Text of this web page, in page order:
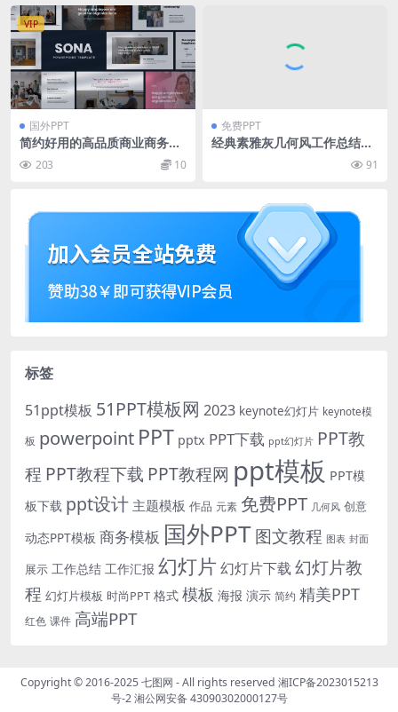
VIP
国外PPT
简约好用的高品质商业商务质
感powerpoint幻灯片演示模
板（pptx）
203 10
免费PPT
经典素雅灰几何风工作总结报
91
标签
51ppt模板 51PPT模板网 2023 keynote幻灯片 keynote模
板 powerpoint PPT pptx PPT下载 ppt幻灯片 PPT教
程 PPT教程下载 PPT教程网 ppt模板 PPT模
板下载 ppt设计 主题模板 作品 元素 免费PPT 几何风 创意
动态PPT模板 商务模板 国外PPT图文教程 图表 封面
展示 工作总结 工作汇报 幻灯片 幻灯片下载 幻灯片教
程 幻灯片模板 时尚PPT 格式 模板 海报 演示 简约 精美PPT
红色 课件 高端PPT
Copyright © 2016-2025七图网 - All rights reserved 湘ICP备2023015213
号-2湘公网安备 43090302000127号